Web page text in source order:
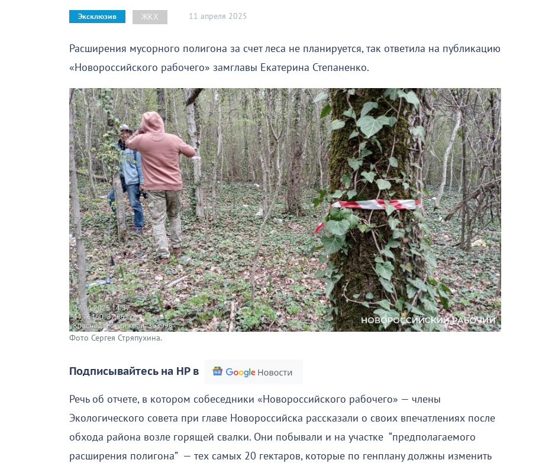
Эксклюзив ЖКХ 11 апреля 2025
Расширения мусорного полигона за счет леса не планируется, так ответила на публикацию
«Новороссийского рабочего» замглавы Екатерина Степаненко.
Фото Сергея Стряпухина.
Подписывайтесь на НР в
Речь об отчете, в котором собеседники «Новороссийского рабочего» — члены
Экологического совета при главе Новороссийска рассказали о своих впечатлениях после
обхода района возле горящей свалки. Они побывали и на участке “предполагаемого
расширения полигона” — тех самых 20 гектаров, которые по генплану должны изменить